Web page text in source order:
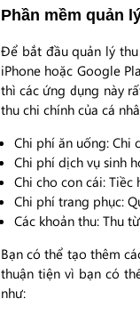
Phần mềm quản
Để bắt đầu quản lý
iPhone hoặc Google
thì các ứng dụng này
thu chi chính của cá
Chi phí ăn uống: Chi
Chi phí dịch vụ sinh
Chi cho con cái: Tiềc
Chi phí trang phục:
Các khoản thu: Thu
Bạn có thể tạo thêm
thuận tiện vì bạn có
như: